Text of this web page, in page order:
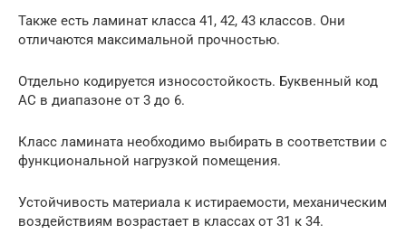
Также есть ламинат класса 41, 42, 43 классов. Они
отличаются максимальной прочностью.
Отдельно кодируется износостойкость. Буквенный код
АС в диапазоне от 3 до 6.
Класс ламината необходимо выбирать в соответствии с
функциональной нагрузкой помещения.
Устойчивость материала к истираемости, механическим
воздействиям возрастает в классах от 31 к 34.